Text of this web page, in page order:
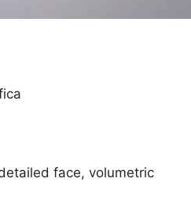
face, volumetric